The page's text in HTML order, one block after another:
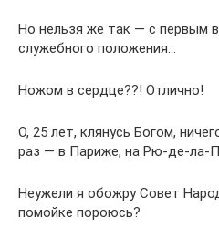
Но нельзя же так — с первым
служебного положения…
Ножом в сердце??! Отлично!
О, 25 лет, клянусь Богом,
раз — в Париже, на Рю-де-ла-
Неужели я обожру Совет
помойке пороюсь?